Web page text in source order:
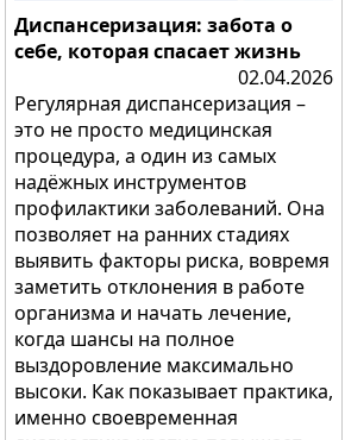
Диспансеризация: забота о
себе, которая спасает жизнь
02.04.2026
Регулярная диспансеризация –
это не просто медицинская
процедура, а один из самых
надёжных инструментов
профилактики заболеваний. Она
позволяет на ранних стадиях
выявить факторы риска, вовремя
заметить отклонения в работе
организма и начать лечение,
когда шансы на полное
выздоровление максимально
высоки. Как показывает практика,
именно своевременная